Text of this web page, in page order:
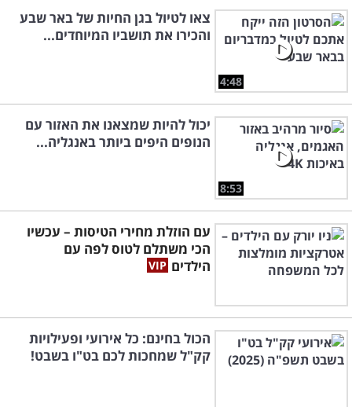
4:48
צאו לטיול בגן החיות של באר שבע
והכירו את תושביו המיוחדים...
8:53
יכול להיות שמצאנו את האזור עם
הנופים היפים ביותר באנגליה...
עם הוזלת מחירי הטיסות – עכשיו
הכי משתלם לטוס לפה עם
הילדים
הכול בחינם: כל אירועי ופעילויות
קק"ל שמחכות לכם בט"ו בשבט!